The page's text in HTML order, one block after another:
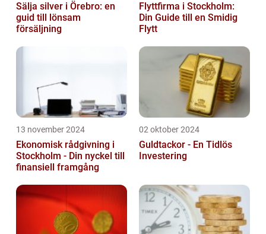
Sälja silver i Örebro: en
guid till lönsam
försäljning
Flyttfirma i Stockholm:
Din Guide till en Smidig
Flytt
13 november 2024
Ekonomisk rådgivning i
Stockholm - Din nyckel till
finansiell framgång
02 oktober 2024
Guldtackor - En Tidlös
Investering